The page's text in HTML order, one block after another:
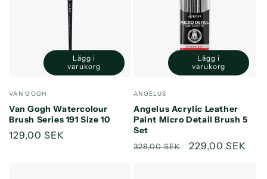
Säljare:
VAN GOGH
Van Gogh Watercolour
Brush Series 191 Size 10
Ordinarie
129,00 SEK
Minska
kvantitet
Title
Öka
kvantitet
Title
Lägg i
varukorg
Säljare:
ANGELUS
Angelus Acrylic Leather
Paint Micro Detail Brush 5
Set
Ordinarie
328,00 SEK 229,00 SEK
Minska
kvantitet
Title
Öka
kvantitet
Title
Lägg i
varukorg